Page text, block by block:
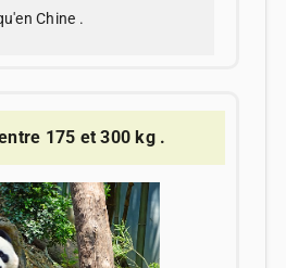
Chine .
175 et 300 kg .